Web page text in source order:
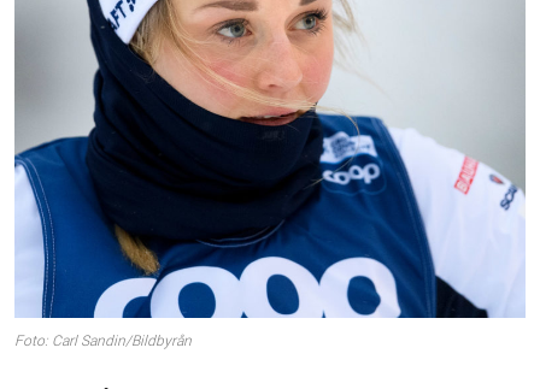
Foto: Carl Sandin/Bildbyrån